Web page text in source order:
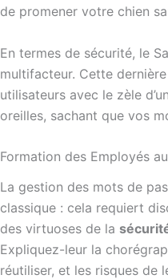
de promener votre chien
En termes de sécurité, le
multifacteur. Cette
utilisateurs avec le zèle
oreilles, sachant que vos
Formation des Employés
La gestion des mots de
classique : cela requiert
des virtuoses de la
Expliquez-leur la
réutiliser, et les risques de